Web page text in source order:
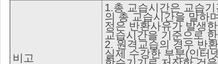
비고
1.총 교습시간은 교습
의 총 교습시간을 말하
정은 반환사유가 발생
교습시간을 기준으로
2. 원격교습의 경우 반
실제 수강한 부분(인터